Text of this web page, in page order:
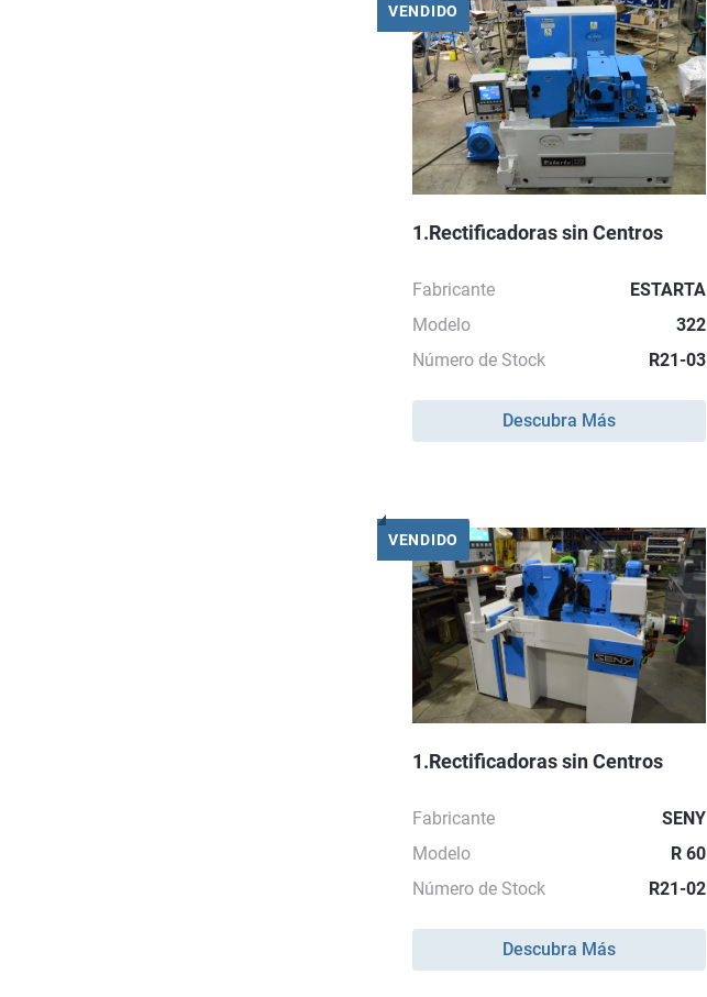
VENDIDO
1.Rectificadoras sin Centros
Fabricante
ESTARTA
Modelo
322
Número de Stock
R21-03
Descubra Más
VENDIDO
1.Rectificadoras sin Centros
Fabricante
SENY
Modelo
R 60
Número de Stock
R21-02
Descubra Más